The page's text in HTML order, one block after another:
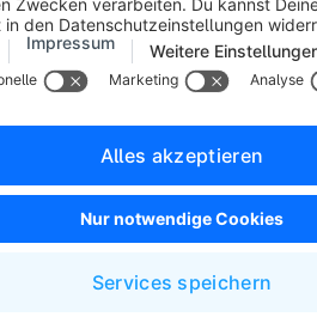
Datensätze (z. B. konkrete